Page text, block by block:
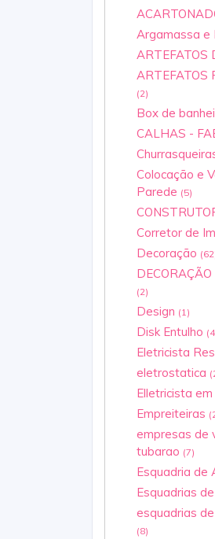
Argamassa e
ARTEFATOS
ARTEFATOS
(2)
Box de
CALHAS -
Colocação e
Parede (5)
Corretor de
Decoração
(2)
Design (1)
Disk Entulho
Eletricista
eletrostatica
Elletricista em
Empreiteiras
empresas de
tubarao (7)
Esquadria de
Esquadrias
esquadrias
(8)